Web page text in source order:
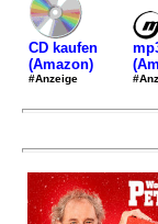
CD kaufen
(Amazon)
#Anzeige